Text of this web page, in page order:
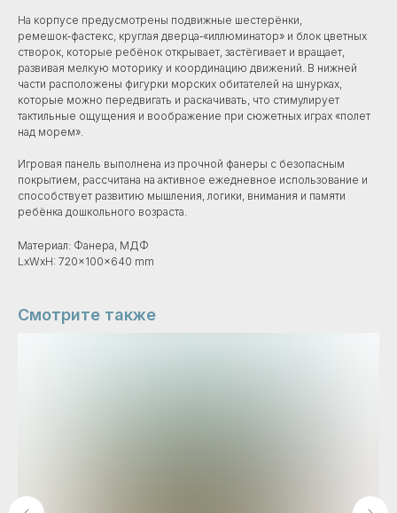
На корпусе предусмотрены подвижные шестерёнки,
ремешок‑фастекс, круглая дверца‑«иллюминатор» и блок цветных
створок, которые ребёнок открывает, застёгивает и вращает,
развивая мелкую моторику и координацию движений. В нижней
части расположены фигурки морских обитателей на шнурках,
которые можно передвигать и раскачивать, что стимулирует
тактильные ощущения и воображение при сюжетных играх «полет
над морем».​​
Игровая панель выполнена из прочной фанеры с безопасным
покрытием, рассчитана на активное ежедневное использование и
способствует развитию мышления, логики, внимания и памяти
ребёнка дошкольного возраста.​
Материал: Фанера, МДФ
LxWxH: 720x100x640 mm
Смотрите также